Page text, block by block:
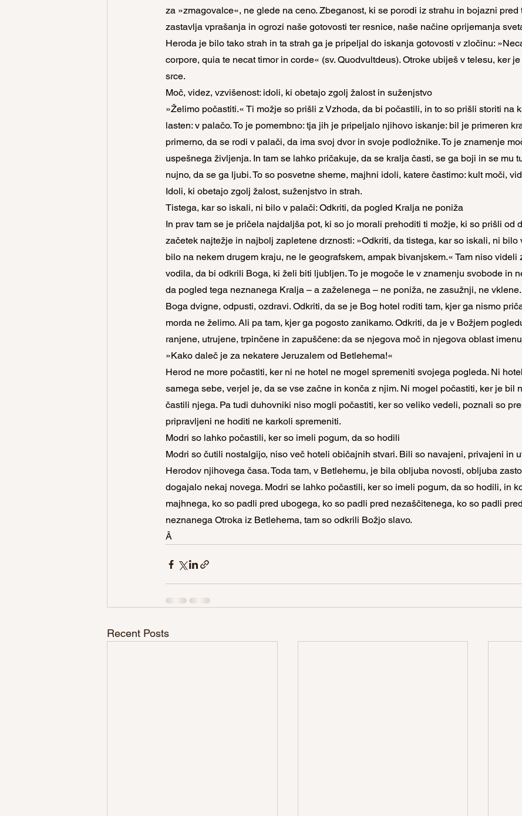
za »zmagovalce«, ne glede na ceno. Zbeganost, ki se porodi iz strahu in bojazni pred
zastavlja vprašanja in ogrozi naše gotovosti ter resnice, naše načine oprijemanja
Heroda je bilo tako strah in ta strah ga je pripeljal do iskanja gotovosti v zločinu:
corpore, quia te necat timor in corde« (sv. Quodvultdeus). Otroke ubiješ v telesu, ker
srce.
Moč, videz, vzvišenost: idoli, ki obetajo zgolj žalost in suženjstvo
»Želimo počastiti.« Ti možje so prišli z Vzhoda, da bi počastili, in to so prišli storiti na
lasten: v palačo. To je pomembno: tja jih je pripeljalo njihovo iskanje: bil je primeren
primerno, da se rodi v palači, da ima svoj dvor in svoje podložnike. To je znamenje
uspešnega življenja. In tam se lahko pričakuje, da se kralja časti, se ga boji in se mu
nujno, da se ga ljubi. To so posvetne sheme, majhni idoli, katere častimo: kult moči,
Idoli, ki obetajo zgolj žalost, suženjstvo in strah.
Tistega, kar so iskali, ni bilo v palači: Odkriti, da pogled Kralja ne poniža
In prav tam se je pričela najdaljša pot, ki so jo morali prehoditi ti možje, ki so prišli od
začetek najtežje in najbolj zapletene drznosti: »Odkriti, da tistega, kar so iskali, ni bilo
bilo na nekem drugem kraju, ne le geografskem, ampak bivanjskem.« Tam niso videli
vodila, da bi odkrili Boga, ki želi biti ljubljen. To je mogoče le v znamenju svobode in
da pogled tega neznanega Kralja – a zaželenega – ne poniža, ne zasužnji, ne
Boga dvigne, odpusti, ozdravi. Odkriti, da se je Bog hotel roditi tam, kjer ga nismo
morda ne želimo. Ali pa tam, kjer ga pogosto zanikamo. Odkriti, da je v Božjem
ranjene, utrujene, trpinčene in zapuščene: da se njegova moč in njegova oblast
»Kako daleč je za nekatere Jeruzalem od Betlehema!«
Herod ne more počastiti, ker ni ne hotel ne mogel spremeniti svojega pogleda. Ni
samega sebe, verjel je, da se vse začne in konča z njim. Ni mogel počastiti, ker je bil
častili njega. Pa tudi duhovniki niso mogli počastiti, ker so veliko vedeli, poznali so
pripravljeni ne hoditi ne karkoli spremeniti.
Modri so lahko počastili, ker so imeli pogum, da so hodili
Modri so čutili nostalgijo, niso več hoteli običajnih stvari. Bili so navajeni, privajeni in
Herodov njihovega časa. Toda tam, v Betlehemu, je bila obljuba novosti, obljuba
dogajalo nekaj novega. Modri se lahko počastili, ker so imeli pogum, da so hodili, in
majhnega, ko so padli pred ubogega, ko so padli pred nezaščitenega, ko so padli
neznanega Otroka iz Betlehema, tam so odkrili Božjo slavo.
Â
Recent Posts